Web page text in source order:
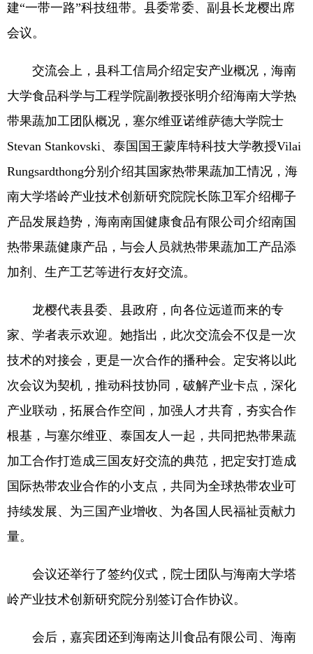
建“一带一路”科技纽带。县委常委、副县长龙樱出席
会议。
交流会上，县科工信局介绍定安产业概况，海南
大学食品科学与工程学院副教授张明介绍海南大学热
带果蔬加工团队概况，塞尔维亚诺维萨德大学院士
Stevan Stankovski、泰国国王蒙库特科技大学教授Vilai
Rungsardthong分别介绍其国家热带果蔬加工情况，海
南大学塔岭产业技术创新研究院院长陈卫军介绍椰子
产品发展趋势，海南南国健康食品有限公司介绍南国
热带果蔬健康产品，与会人员就热带果蔬加工产品添
加剂、生产工艺等进行友好交流。
龙樱代表县委、县政府，向各位远道而来的专
家、学者表示欢迎。她指出，此次交流会不仅是一次
技术的对接会，更是一次合作的播种会。定安将以此
次会议为契机，推动科技协同，破解产业卡点，深化
产业联动，拓展合作空间，加强人才共育，夯实合作
根基，与塞尔维亚、泰国友人一起，共同把热带果蔬
加工合作打造成三国友好交流的典范，把定安打造成
国际热带农业合作的小支点，共同为全球热带农业可
持续发展、为三国产业增收、为各国人民福祉贡献力
量。
会议还举行了签约仪式，院士团队与海南大学塔
岭产业技术创新研究院分别签订合作协议。
会后，嘉宾团还到海南达川食品有限公司、海南